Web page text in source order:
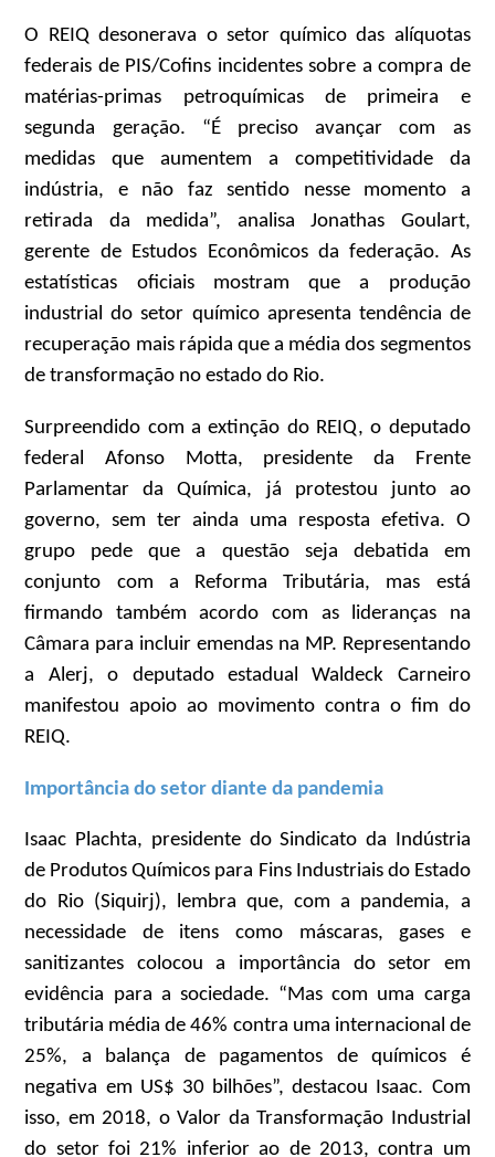
O REIQ desonerava o setor químico das alíquotas
federais de PIS/Cofins incidentes sobre a compra de
matérias-primas petroquímicas de primeira e
segunda geração. “É preciso avançar com as
medidas que aumentem a competitividade da
indústria, e não faz sentido nesse momento a
retirada da medida”, analisa Jonathas Goulart,
gerente de Estudos Econômicos da federação. As
estatísticas oficiais mostram que a produção
industrial do setor químico apresenta tendência de
recuperação mais rápida que a média dos segmentos
de transformação no estado do Rio.
Surpreendido com a extinção do REIQ, o deputado
federal Afonso Motta, presidente da Frente
Parlamentar da Química, já protestou junto ao
governo, sem ter ainda uma resposta efetiva. O
grupo pede que a questão seja debatida em
conjunto com a Reforma Tributária, mas está
firmando também acordo com as lideranças na
Câmara para incluir emendas na MP. Representando
a Alerj, o deputado estadual Waldeck Carneiro
manifestou apoio ao movimento contra o fim do
REIQ.
Importância do setor diante da pandemia
Isaac Plachta, presidente do Sindicato da Indústria
de Produtos Químicos para Fins Industriais do Estado
do Rio (Siquirj), lembra que, com a pandemia, a
necessidade de itens como máscaras, gases e
sanitizantes colocou a importância do setor em
evidência para a sociedade. “Mas com uma carga
tributária média de 46% contra uma internacional de
25%, a balança de pagamentos de químicos é
negativa em US$ 30 bilhões”, destacou Isaac. Com
isso, em 2018, o Valor da Transformação Industrial
do setor foi 21% inferior ao de 2013, contra um